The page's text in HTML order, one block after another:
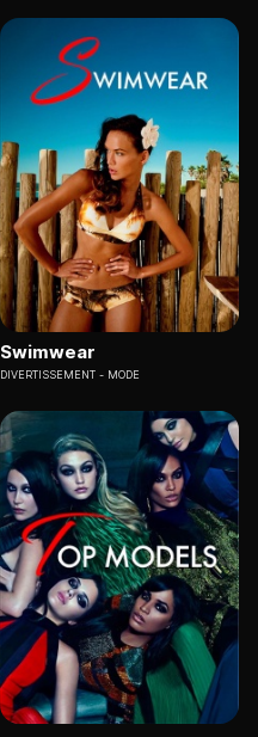
Swimwear
DIVERTISSEMENT MODE